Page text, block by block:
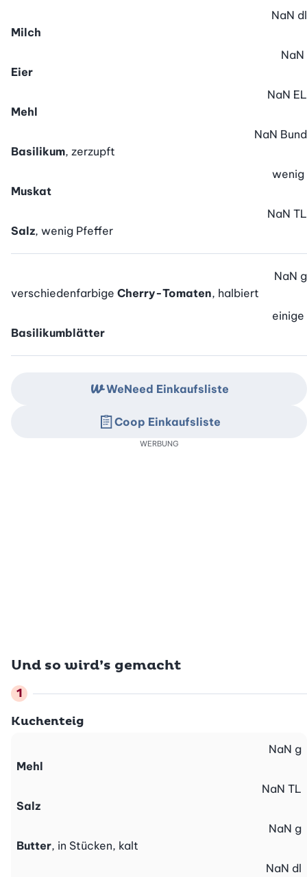
Milch
NaN dl
Eier
NaN
Mehl
NaN EL
Basilikum, zerzupft
NaN Bund
Muskat
wenig
Salz, wenig Pfeffer
NaN TL
verschiedenfarbige Cherry-Tomaten, halbiert
NaN g
Basilikumblätter
einige
Und so wird’s gemacht
Kuchenteig
Mehl
NaN g
Salz
NaN TL
Butter, in Stücken, kalt
NaN g
NaN dl
WeNeed Einkaufsliste
Coop Einkaufsliste
WERBUNG